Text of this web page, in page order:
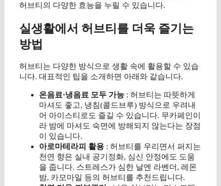
허브티의 다양한 효능을 누릴 수 있습니다.
실생활에서 허브티를 더욱 즐기는
방법
허브티는 다양한 방식으로 생활 속에 활용할 수 있습
니다. 대표적인 팁을 소개하면 아래와 같습니다.
온음료·냉음료 모두 가능 : 허브티는 따뜻하게
마셔도 좋고, 냉침(콜드브루) 방식으로 우려내
어 아이스티로도 즐길 수 있습니다. 무카페인이
라 밤에 마셔도 숙면에 방해되지 않는다는 장점
이 있습니다.
아로마테라피 활용 : 허브티를 우리면서 퍼지는
천연 향은 실내 공기정화, 심신 안정에도 도움
을 줍니다. 스트레스가 심한 날엔 라벤더, 레몬
밤, 카모마일 등의 허브티를 추천드립니다.